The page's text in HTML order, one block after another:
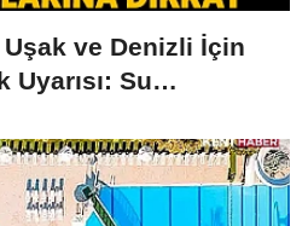
ve Denizli İçin
Su